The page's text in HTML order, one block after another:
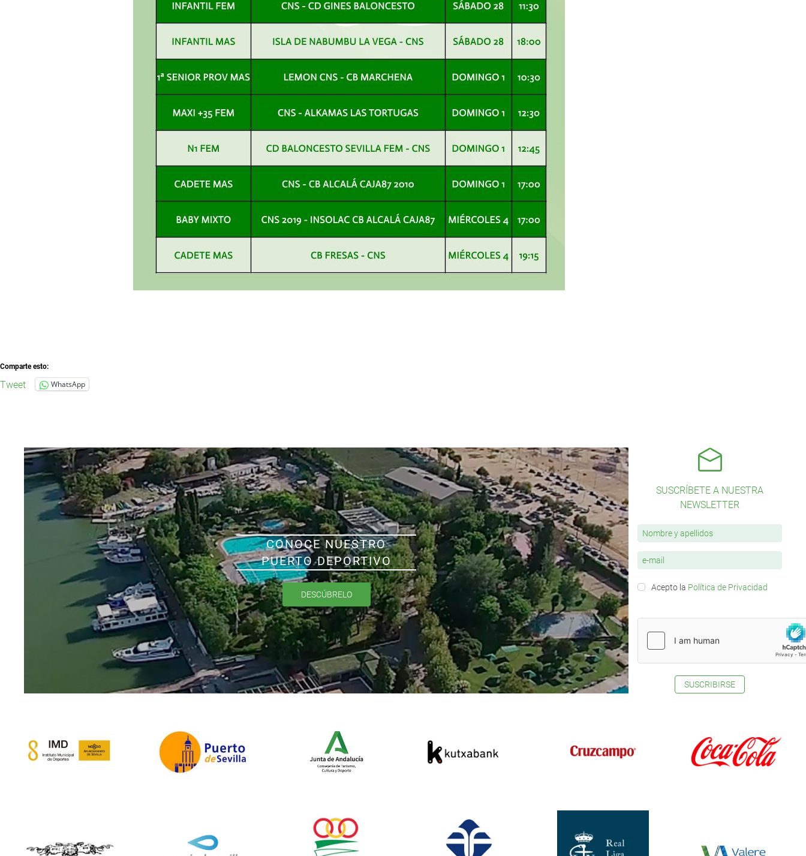
Comparte esto:
Tweet WhatsApp
CONOCE NUESTRO
PUERTO DEPORTIVO
DESCÚBRELO
SUSCRÍBETE A NUESTRA
NEWSLETTER
Acepto la Política de Privacidad
SUSCRIBIRSE